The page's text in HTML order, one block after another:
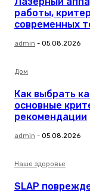
работы,
современных
admin - 05.08.2026
Дом
Как выбрать
основные
рекомендации
admin - 05.08.2026
Наше здоровье
SLAP